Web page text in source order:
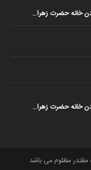
خانه حضرت زهرا…
خانه حضرت زهرا…
مظلوم می باشد